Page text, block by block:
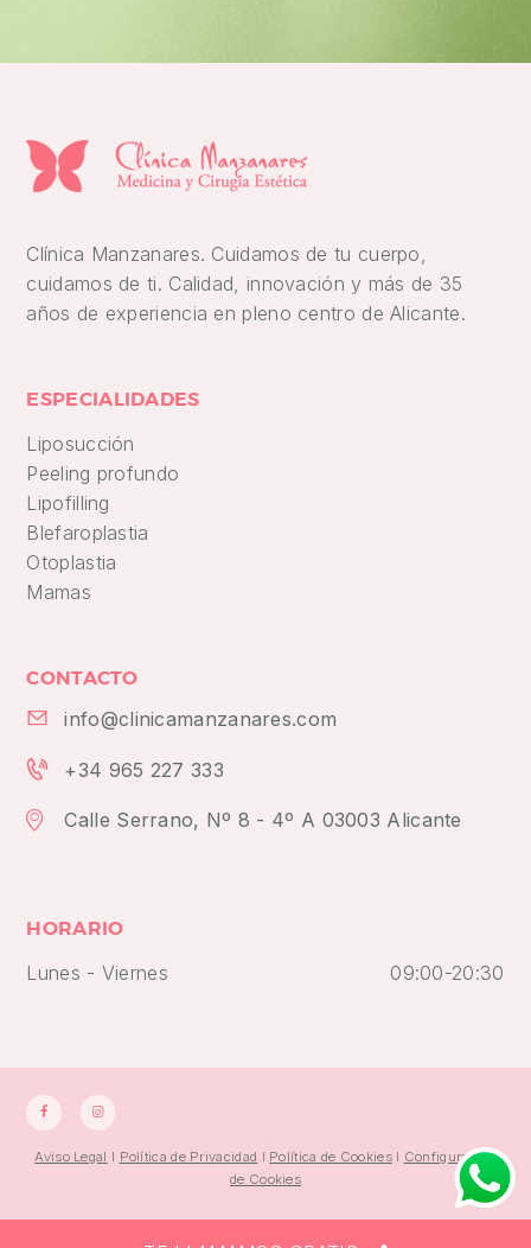
Clínica Manzanares. Cuidamos de tu cuerpo,
cuidamos de ti. Calidad, innovación y más de 35
años de experiencia en pleno centro de Alicante.
ESPECIALIDADES
Liposucción
Peeling profundo
Lipofilling
Blefaroplastia
Otoplastia
Mamas
CONTACTO
info@clinicamanzanares.com
+34 965 227 333
Calle Serrano, Nº 8 - 4º A 03003 Alicante
HORARIO
Lunes - Viernes
09:00-20:30
Aviso Legal I Política de Privacidad I Política de CookiesI Configuración
de Cookies